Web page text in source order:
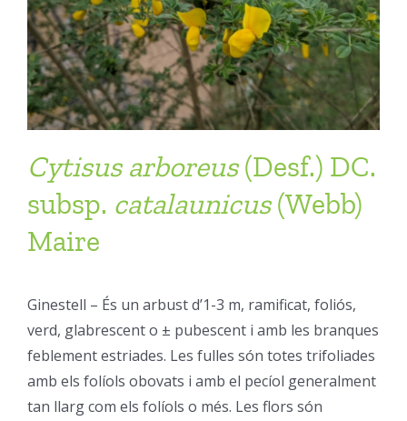
Cytisus arboreus(Desf.) DC.
subsp. catalaunicus(Webb)
Maire
Ginestell – És un arbust d’1-3 m, ramificat, foliós,
verd, glabrescent o ± pubescent i amb les branques
feblement estriades. Les fulles són totes trifoliades
amb els folíols obovats i amb el pecíol generalment
tan llarg com els folíols o més. Les flors són